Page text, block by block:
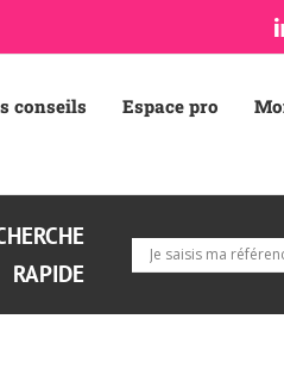
conseils Espace pro
RAPIDE